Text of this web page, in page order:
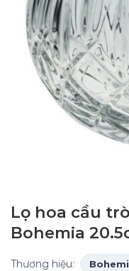
Lọ hoa cầu
Bohemia
Thương hiệu: